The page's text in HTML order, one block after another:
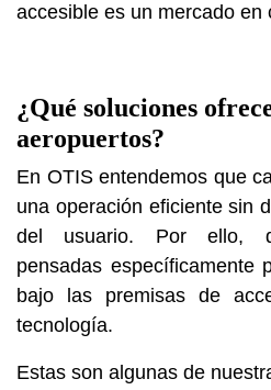
accesible es un mercado en
¿Qué soluciones
aeropuertos?
En OTIS entendemos que
una operación eficiente sin
del usuario. Por ello,
pensadas específicamente
bajo las premisas de
tecnología.
Estas son algunas de